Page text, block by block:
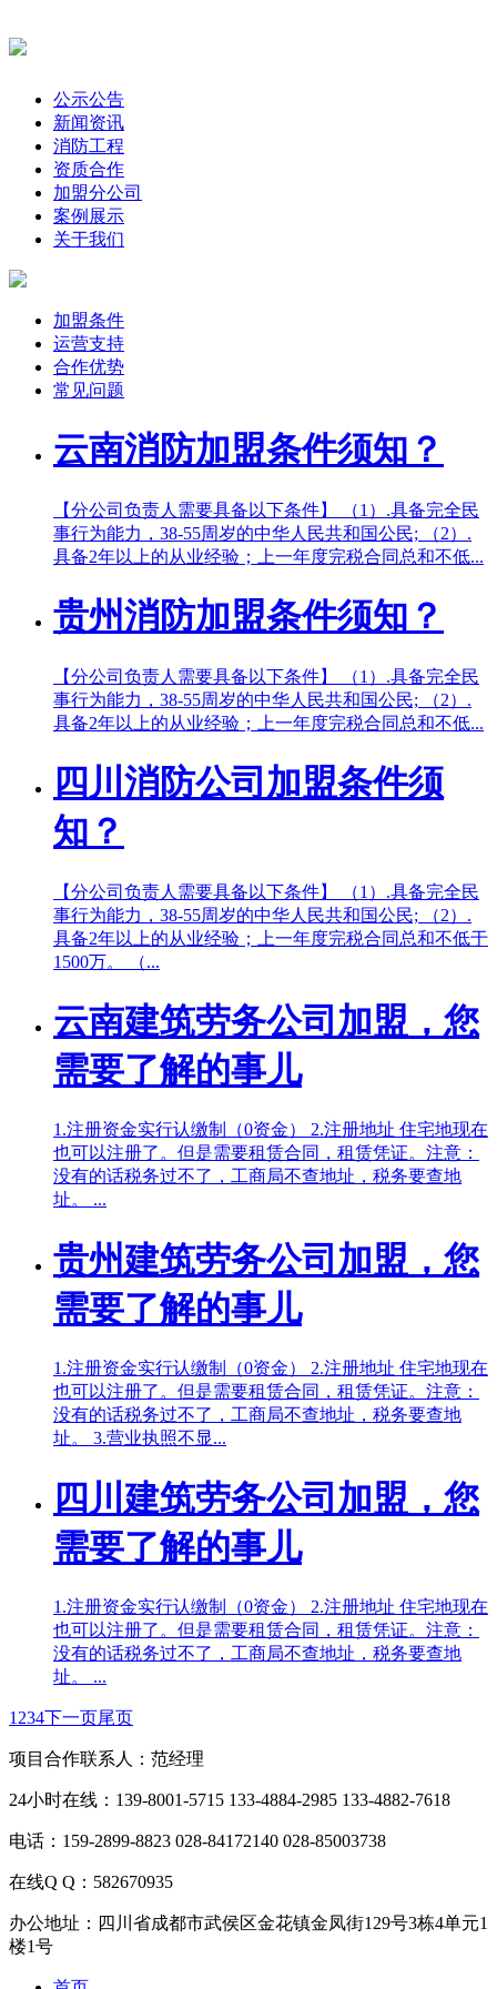
公示公告
新闻资讯
消防工程
资质合作
加盟分公司
案例展示
关于我们
加盟条件
运营支持
合作优势
常见问题
云南消防加盟条件须知？
【分公司负责人需要具备以下条件】 （1）.具备完全民
事行为能力，38-55周岁的中华人民共和国公民; （2）.
具备2年以上的从业经验；上一年度完税合同总和不低...
贵州消防加盟条件须知？
【分公司负责人需要具备以下条件】 （1）.具备完全民
事行为能力，38-55周岁的中华人民共和国公民; （2）.
具备2年以上的从业经验；上一年度完税合同总和不低...
四川消防公司加盟条件须
知？
【分公司负责人需要具备以下条件】 （1）.具备完全民
事行为能力，38-55周岁的中华人民共和国公民; （2）.
具备2年以上的从业经验；上一年度完税合同总和不低于
1500万。 （...
云南建筑劳务公司加盟，您
需要了解的事儿
1.注册资金实行认缴制（0资金） 2.注册地址 住宅地现在
也可以注册了。但是需要租赁合同，租赁凭证。注意：
没有的话税务过不了，工商局不查地址，税务要查地
址。 ...
贵州建筑劳务公司加盟，您
需要了解的事儿
1.注册资金实行认缴制（0资金） 2.注册地址 住宅地现在
也可以注册了。但是需要租赁合同，租赁凭证。注意：
没有的话税务过不了，工商局不查地址，税务要查地
址。 3.营业执照不显...
四川建筑劳务公司加盟，您
需要了解的事儿
1.注册资金实行认缴制（0资金） 2.注册地址 住宅地现在
也可以注册了。但是需要租赁合同，租赁凭证。注意：
没有的话税务过不了，工商局不查地址，税务要查地
址。 ...
1 234下一页尾页
项目合作联系人：范经理
24小时在线：139-8001-5715 133-4884-2985 133-4882-7618
电话：159-2899-8823 028-84172140 028-85003738
在线Q Q：582670935
办公地址：四川省成都市武侯区金花镇金凤街129号3栋4单元1
楼1号